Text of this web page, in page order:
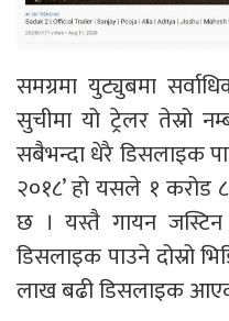
समग्रमा युट्युबमा
सुचीमा यो ट्रेलर तेस्रो
सबैभन्दा धेरै डिसलाइक
२०१८’ हो यसले १ करोड
छ । यस्तै गायन जस्टिन
डिसलाइक पाउने दोस्रो
लाख बढी डिसलाइक